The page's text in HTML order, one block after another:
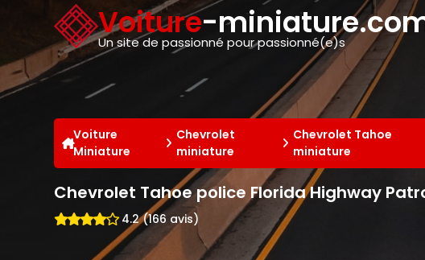
Voiture-
Un site de passionné pour passionné(e)s
Voiture
Miniature
Chevrolet
miniature
Chevrolet Tahoe
miniature
Chevrolet Tahoe police Florida Highway
4.2 (166 avis)
Panneau de gestion des cookies